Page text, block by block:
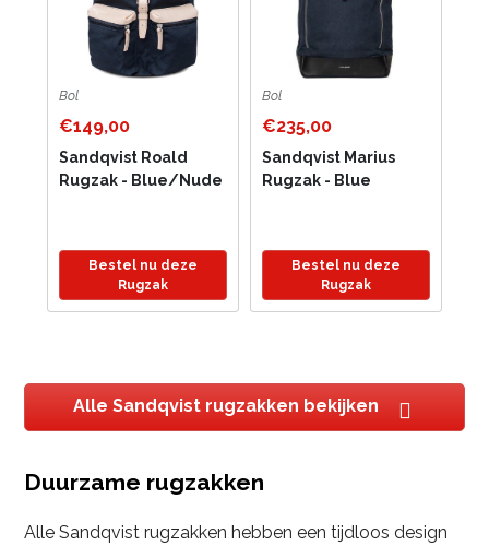
Bol
€149,00
Sandqvist Roald
Rugzak - Blue/Nude
Bestel nu deze
Rugzak
Bol
€235,00
Sandqvist Marius
Rugzak - Blue
Bestel nu deze
Rugzak
Alle Sandqvist rugzakken bekijken
Duurzame rugzakken
Alle Sandqvist rugzakken hebben een tijdloos design